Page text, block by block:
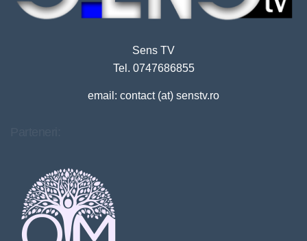
Sens TV
Tel. 0747686855
email: contact (at) senstv.ro